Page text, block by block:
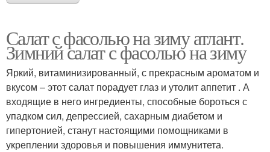
Салат с фасолью на зиму атлант.
Зимний салат с фасолью на зиму
Яркий, витаминизированный, с прекрасным ароматом и
вкусом – этот салат порадует глаз и утолит аппетит . А
входящие в него ингредиенты, способные бороться с
упадком сил, депрессией, сахарным диабетом и
гипертонией, станут настоящими помощниками в
укреплении здоровья и повышения иммунитета.